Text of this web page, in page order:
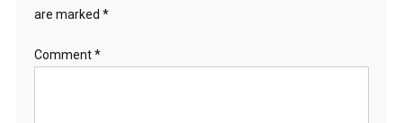
are marked *
Comment*